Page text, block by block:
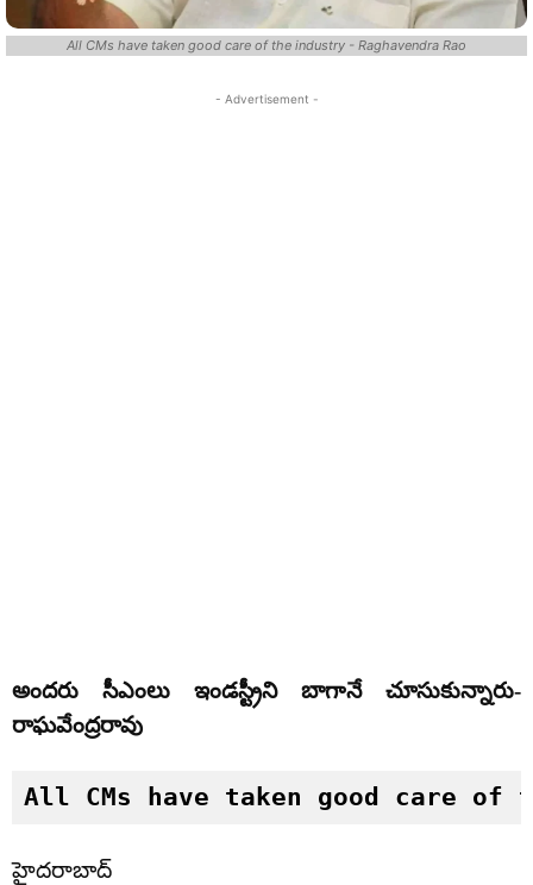
All CMs have taken good care of the industry - Raghavendra Rao
- Advertisement -
అందరు సీఎంలు ఇండస్ట్రీని బాగానే చూసుకున్నారు-
రాఘవేంద్రరావు
All CMs have taken good care of
హైదరాబాద్